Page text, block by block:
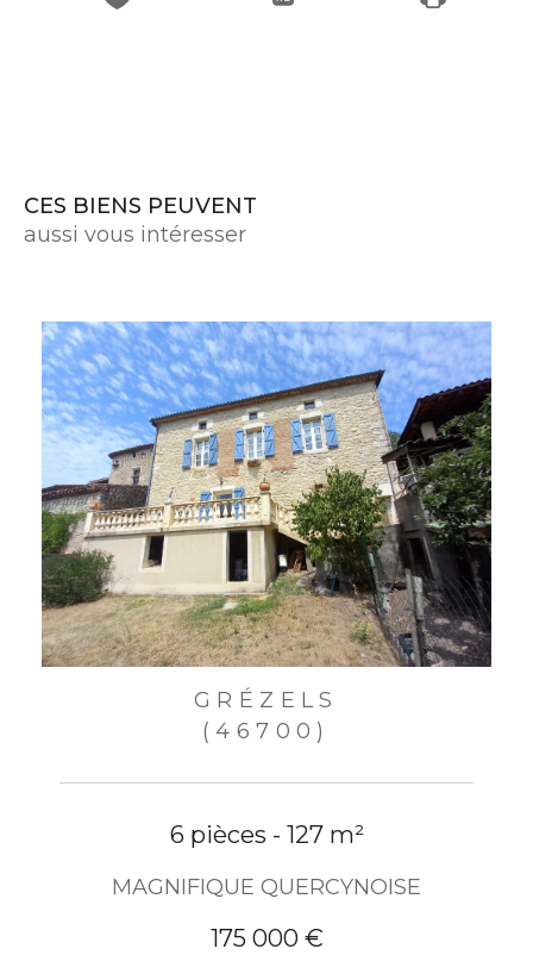
CES BIENS PEUVENT
aussi vous intéresser
GRÉZELS
(46700)
6 pièces - 127 m²
MAGNIFIQUE QUERCYNOISE
175 000 €